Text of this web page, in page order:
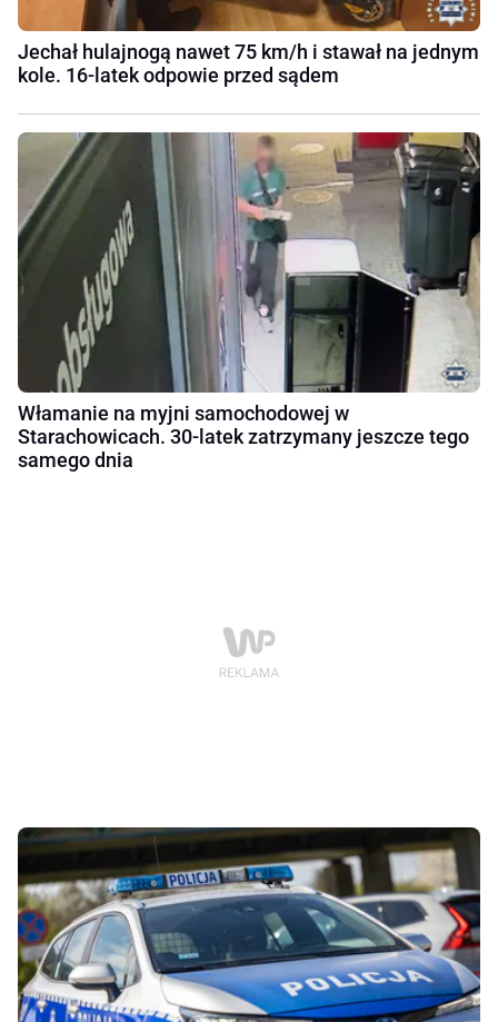
Jechał hulajnogą nawet 75 km/h i stawał na jednym
kole. 16-latek odpowie przed sądem
Włamanie na myjni samochodowej w
Starachowicach. 30-latek zatrzymany jeszcze tego
samego dnia